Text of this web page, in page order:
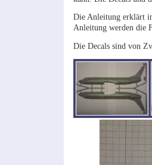
Die Anleitung erklärt
Anleitung werden die
Die Decals sind von